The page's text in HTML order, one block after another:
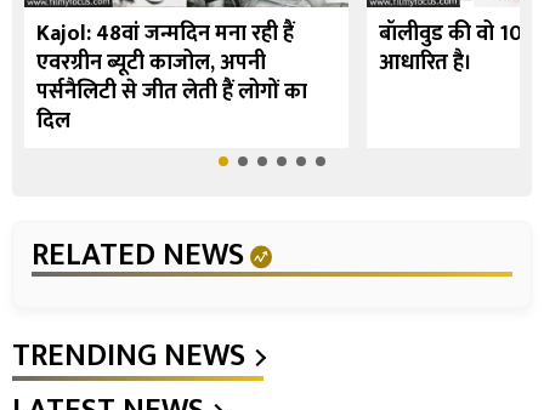
Kajol: 48वां जन्मदिन मना रही हैं
एवरग्रीन ब्यूटी काजोल, अपनी
पर्सनैलिटी से जीत लेती हैं लोगों का
दिल
बॉलीवुड की वो 10
आधारित है।
RELATED NEWS
TRENDING NEWS